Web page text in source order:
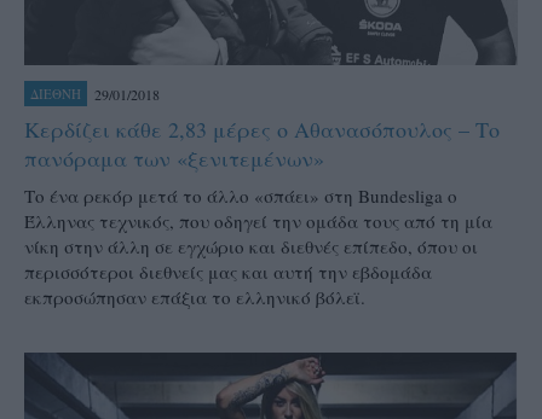
ΔΙΕΘΝΗ 29/01/2018
Κερδίζει κάθε 2,83 μέρες ο Αθανασόπουλος – Το
πανόραμα των «ξενιτεμένων»
Το ένα ρεκόρ μετά το άλλο «σπάει» στη Βundesliga ο
Έλληνας τεχνικός, που οδηγεί την ομάδα τους από τη μία
νίκη στην άλλη σε εγχώριο και διεθνές επίπεδο, όπου οι
περισσότεροι διεθνείς μας και αυτή την εβδομάδα
εκπροσώπησαν επάξια το ελληνικό βόλεϊ.